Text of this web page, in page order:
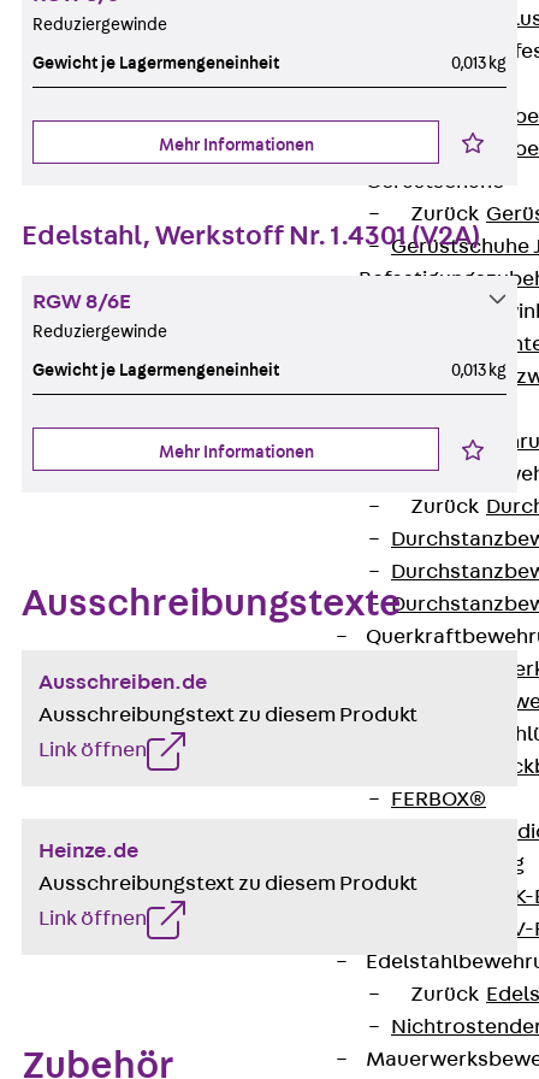
Zurück
Gerüstschuhe
Zurück
Gerüstschuhe
Zurück
FERBOX®
GFK-Bewehrung
Zurück
FIBERNOX®
Zurück
Reduziergewinde
Gewicht je Lagermengeneinheit 0,013 kg
Mehr Informationen
Edelstahl, Werkstoff Nr. 1.4301 (V2A)
RGW 8/6E
Reduziergewinde
Gewicht je Lagermengeneinheit 0,013 kg
Mehr Informationen
Ausschreibungstexte
Ausschreiben.de
Ausschreibungstext zu diesem Produkt
Link öffnen
Heinze.de
Ausschreibungstext zu diesem Produkt
Link öffnen
Zubehör